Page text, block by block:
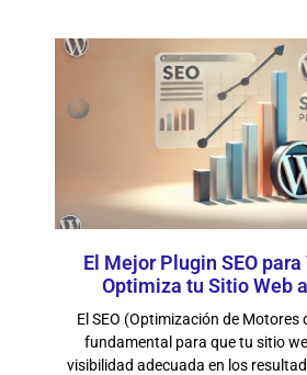
El Mejor Plugin SEO
Optimiza tu Sitio Web
El SEO (Optimización de Motores
fundamental para que tu sitio
visibilidad adecuada en los